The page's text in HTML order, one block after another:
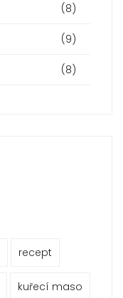
(8)
(9)
(8)
recept
kuřecí maso